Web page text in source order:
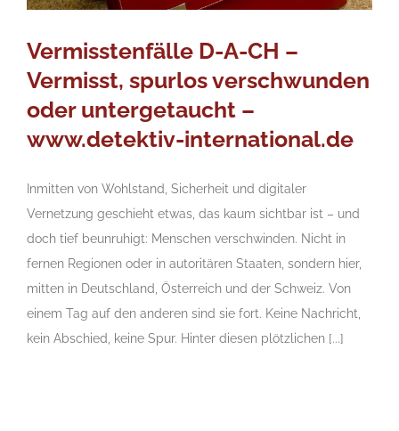
Vermisstenfälle D-A-CH –
Vermisst, spurlos verschwunden
oder untergetaucht –
www.detektiv-international.de
Inmitten von Wohlstand, Sicherheit und digitaler
Vernetzung geschieht etwas, das kaum sichtbar ist – und
doch tief beunruhigt: Menschen verschwinden. Nicht in
fernen Regionen oder in autoritären Staaten, sondern hier,
mitten in Deutschland, Österreich und der Schweiz. Von
einem Tag auf den anderen sind sie fort. Keine Nachricht,
kein Abschied, keine Spur. Hinter diesen plötzlichen [...]